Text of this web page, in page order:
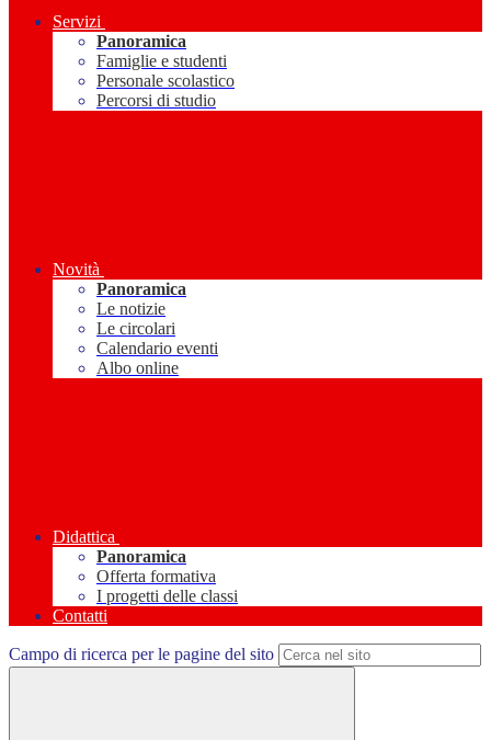
Servizi
Panoramica
Famiglie e studenti
Personale scolastico
Percorsi di studio
Novità
Panoramica
Le notizie
Le circolari
Calendario eventi
Albo online
Didattica
Panoramica
Offerta formativa
I progetti delle classi
Contatti
Campo di ricerca per le pagine del sito